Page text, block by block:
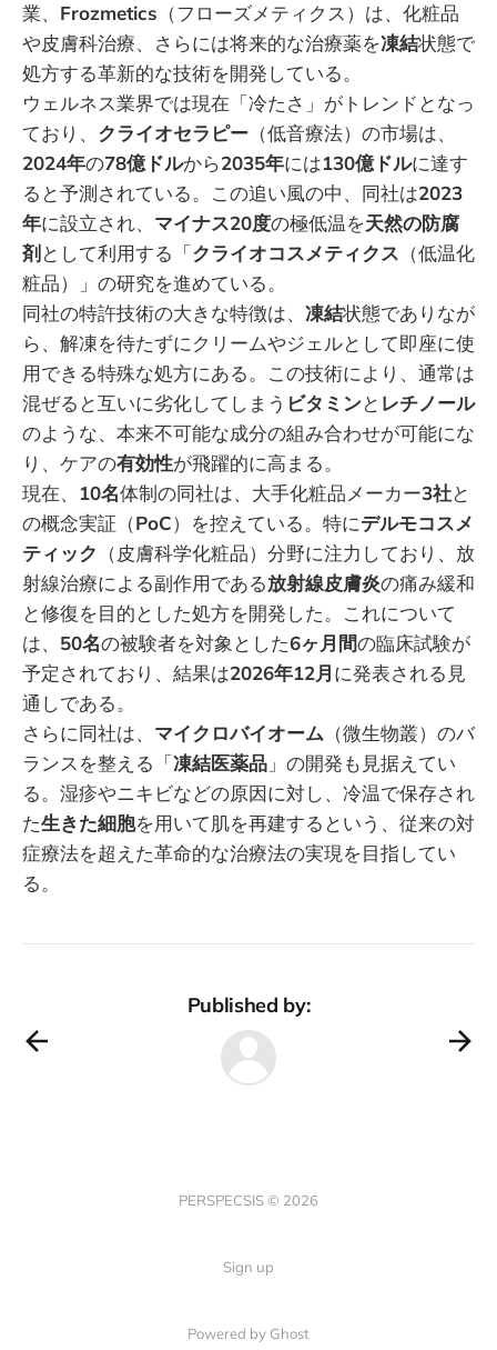
業、 Frozmetics （フローズメティクス）は、化粧品
や皮膚科治療、さらには将来的な治療薬を凍結状態で
処方する革新的な技術を開発している。
ウェルネス業界では現在「冷たさ」がトレンドとなっ
ており、 クライオセラピー （低音療法）の市場は、
2024年の78億ドルから2035年には130億ドルに達す
ると予測されている。この追い風の中、同社は2023
年に設立され、 マイナス20度の極低温を天然の防腐
剤 として利用する「クライオコスメティクス （低温化
粧品）」の研究を進めている。
同社の特許技術の大きな特徴は、 凍結状態でありなが
ら、解凍を待たずにクリームやジェルとして即座に使
用できる特殊な処方にある。この技術により、通常は
混ぜると互いに劣化してしまう ビタミンと レチノール
のような、本来不可能な成分の組み合わせが可能にな
り、ケアの有効性が飛躍的に高まる。
現在、 10名体制の同社は、大手化粧品メーカー3社と
の概念実証（PoC）を控えている。特にデルモコスメ
ティック （皮膚科学化粧品）分野に注力しており、放
射線治療による副作用である放射線皮膚炎の痛み緩和
と修復を目的とした処方を開発した。これについて
は、 50名の被験者を対象とした6ヶ月間の臨床試験が
予定されており、結果は2026年12月に発表される見
通しである。
さらに同社は、 マイクロバイオーム （微生物叢）のバ
ランスを整える「凍結医薬品 」の開発も見据えてい
る。湿疹やニキビなどの原因に対し、冷温で保存され
た生きた細胞を用いて肌を再建するという、従来の対
症療法を超えた革命的な治療法の実現を目指してい
る。
Published by:
PERSPECSIS © 2026
Sign up
Powered by Ghost